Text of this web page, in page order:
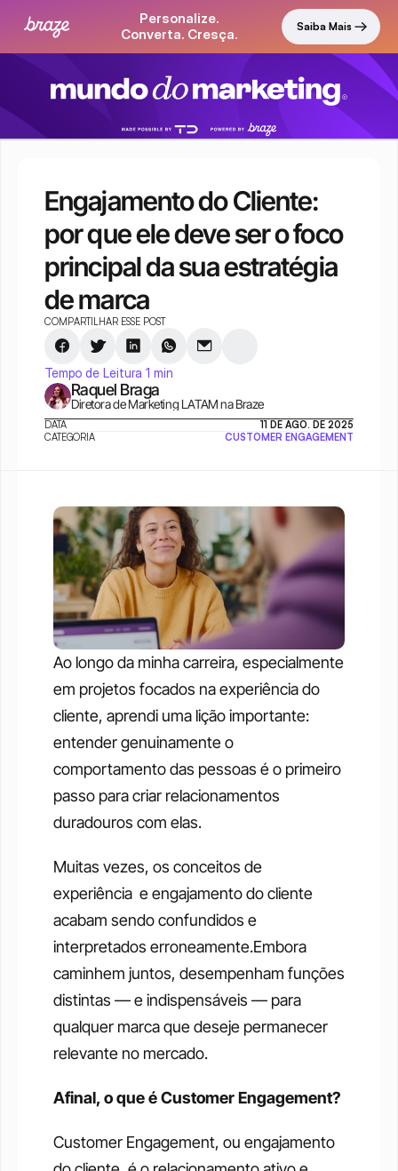
Personalize.
Converta. Cresça.
Saiba Mais
Engajamento do Cliente:
por que ele deve ser o foco
principal da sua estratégia
de marca
COMPARTILHAR ESSE POST
Tempo de Leitura 1 min
Raquel Braga
Diretora de Marketing LATAM na Braze
DATA
11 DE AGO. DE 2025
CATEGORIA
CUSTOMER ENGAGEMENT
Ao longo da minha carreira, especialmente
em projetos focados na experiência do
cliente, aprendi uma lição importante:
entender genuinamente o
comportamento das pessoas é o primeiro
passo para criar relacionamentos
duradouros com elas.
Muitas vezes, os conceitos de
experiência  e engajamento do cliente
acabam sendo confundidos e
interpretados erroneamente.Embora
caminhem juntos, desempenham funções
distintas — e indispensáveis — para
qualquer marca que deseje permanecer
relevante no mercado.
Afinal, o que é Customer Engagement?
Customer Engagement, ou engajamento